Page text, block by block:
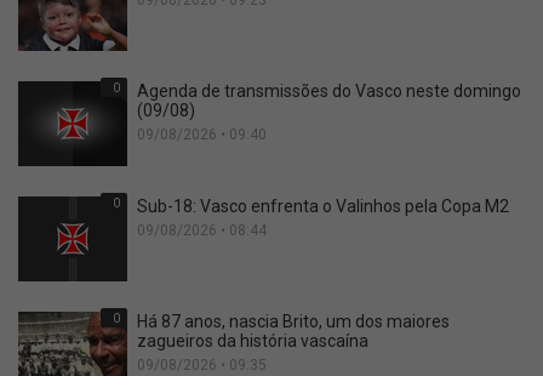
0
Agenda de transmissões do Vasco neste domingo
(09/08)
09/08/2026 • 09:40
0 Sub-18: Vasco enfrenta o Valinhos pela Copa M2
09/08/2026 • 08:44
0
Há 87 anos, nascia Brito, um dos maiores
zagueiros da história vascaína
09/08/2026 • 09:35